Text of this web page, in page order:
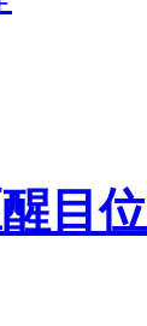
目